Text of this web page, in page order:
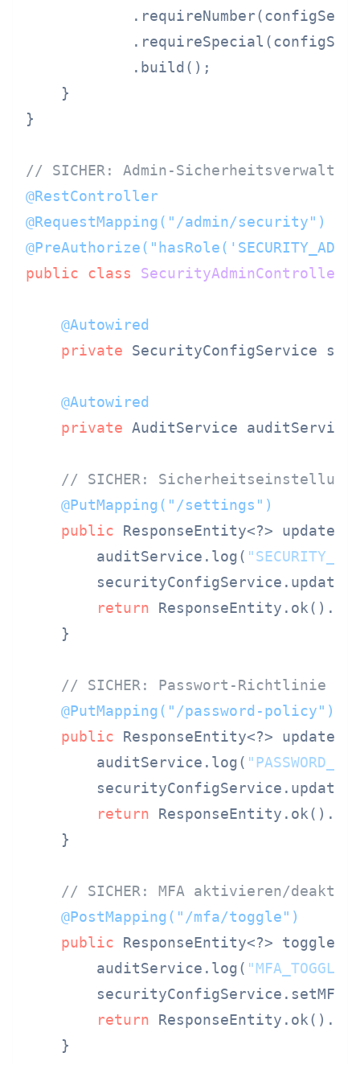
            .build();
    }
}
// SICHER: Admin-
@RestController
@RequestMapping("/admin/security")
public
class SecurityAdminController
@Autowired
private SecurityConfigService
@Autowired
private AuditService
// SICHER:
@PutMapping("/settings")
public ResponseEntity<?>
        auditService.log(
return
    }
// SICHER: Passwort-Richtlinie
@PutMapping("/password-policy")
public ResponseEntity<?>
        auditService.log(
return
    }
// SICHER: MFA aktivieren/
@PostMapping("/mfa/toggle")
public ResponseEntity<?>
        auditService.log(
"MFA_TOGGLE"
return
    }